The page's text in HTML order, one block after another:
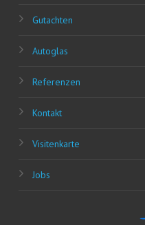
Gut­ach­ten
Auto­glas
Refe­ren­zen
Kon­takt
Visi­ten­kar­te
Jobs